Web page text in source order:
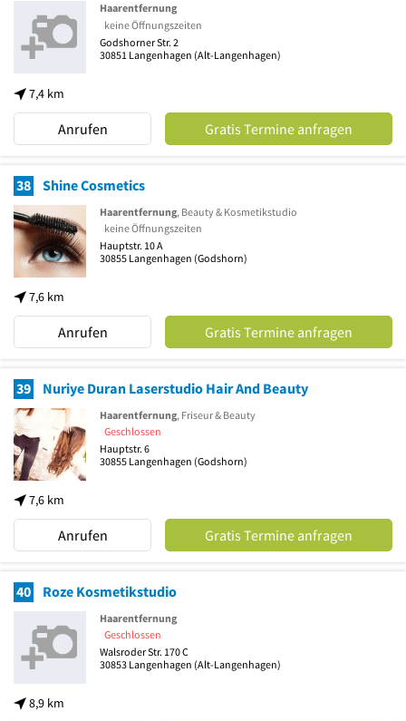
7,4 km
Haarentfernung
keine Öffnungszeiten
Godshorner Str. 2
30851 Langenhagen (Alt-Langenhagen)
Anrufen Gratis Termine anfragen
38 Shine Cosmetics
7,6 km
Haarentfernung, Beauty & Kosmetikstudio
keine Öffnungszeiten
Hauptstr. 10 A
30855 Langenhagen (Godshorn)
Anrufen Gratis Termine anfragen
39 Nuriye Duran Laserstudio Hair And Beauty
7,6 km
Haarentfernung, Friseur & Beauty
Geschlossen
Hauptstr. 6
30855 Langenhagen (Godshorn)
Anrufen Gratis Termine anfragen
40 Roze Kosmetikstudio
8,9 km
Haarentfernung
Geschlossen
Walsroder Str. 170 C
30853 Langenhagen (Alt-Langenhagen)